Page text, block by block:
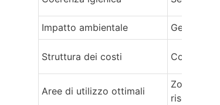
Impatto ambientale Genera più
Struttura dei costi Costo per
Aree di utilizzo ottimali
Zone
rischio